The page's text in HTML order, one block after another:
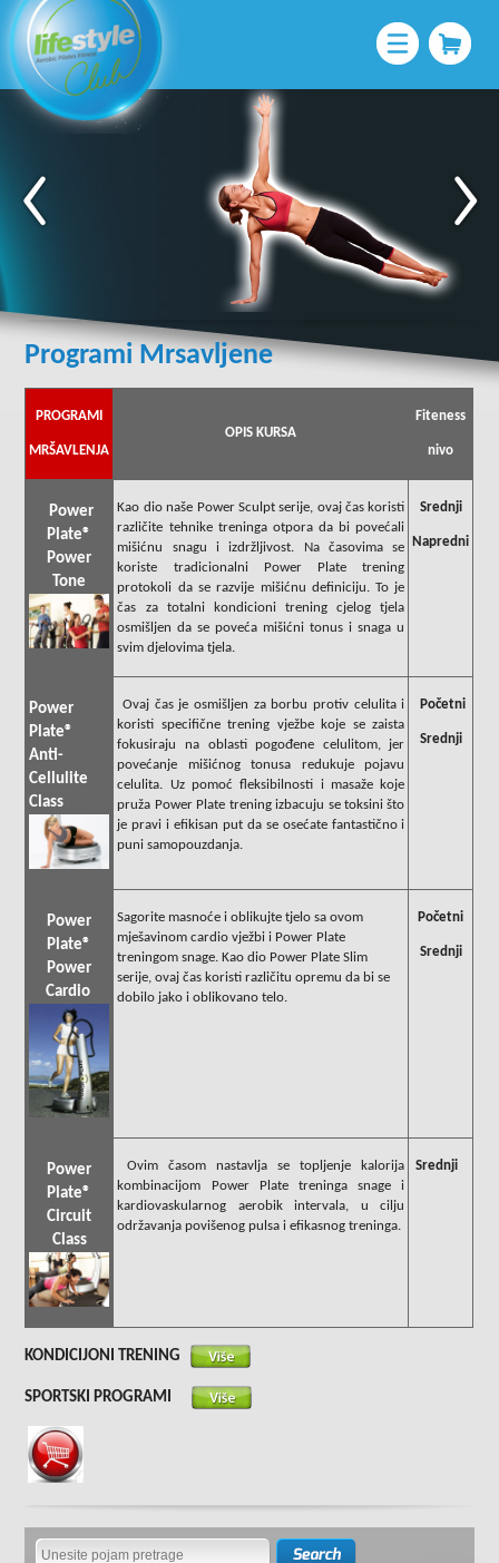
Programi Mrsavljene
PROGRAMI
MRŠAVLENJA
OPIS KURSA
Fiteness
nivo
Power
Plate®
Power
Tone
Kao dio naše Power Sculpt serije, ovaj čas koristi
različite tehnike treninga otpora da bi povećali
mišićnu snagu i izdržljivost. Na časovima se
koriste tradicionalni Power Plate trening
protokoli da se razvije mišićnu definiciju. To je
čas za totalni kondicioni trening cjelog tjela
osmišljen da se poveća mišićni tonus i snaga u
svim djelovima tjela.
Srednji
Napredni
Power
Plate®
Anti-
Cellulite
Class
Ovaj čas je osmišljen za borbu protiv celulita i
koristi specifične trening vježbe koje se zaista
fokusiraju na oblasti pogođene celulitom, jer
povećanje mišićnog tonusa redukuje pojavu
celulita. Uz pomoć fleksibilnosti i masaže koje
pruža Power Plate trening izbacuju se toksini što
je pravi i efikisan put da se osećate fantastično i
puni samopouzdanja.
Početni
Srednji
Power
Plate®
Power
Cardio
Sagorite masnoće i oblikujte tjelo sa ovom
mješavinom cardio vježbi i Power Plate
treningom snage. Kao dio Power Plate Slim
serije, ovaj čas koristi različitu opremu da bi se
dobilo jako i oblikovano telo.
Početni
Srednji
Power
Plate®
Circuit
Class
Ovim časom nastavlja se topljenje kalorija
kombinacijom Power Plate treninga snage i
kardiovaskularnog aerobik intervala, u cilju
održavanja povišenog pulsa i efikasnog treninga.
Srednji
KONDICIJONI TRENING
SPORTSKI PROGRAMI